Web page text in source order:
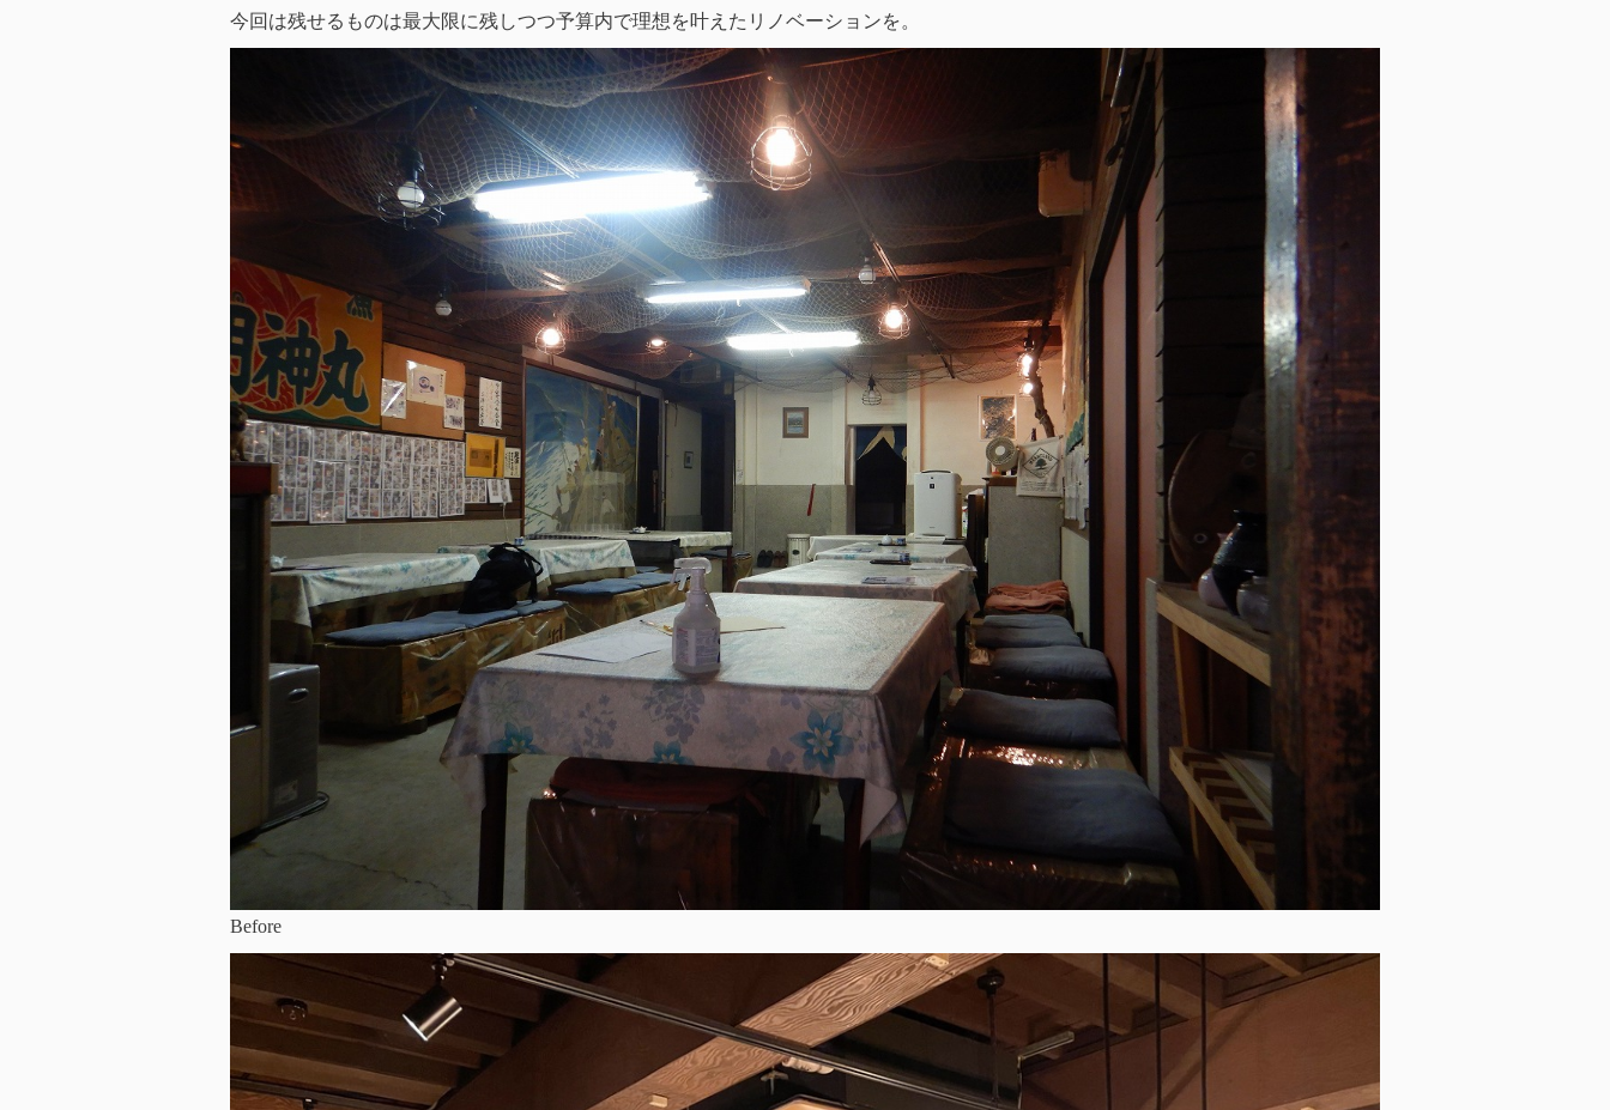
今回は残せるものは最大限に残しつつ予算内で理想を叶えたリノベーションを。
Before